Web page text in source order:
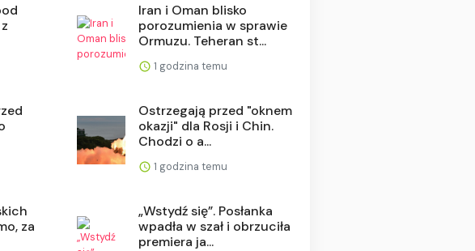
Iran i Oman blisko
porozumienia w sprawie
Ormuzu. Teheran st...
1 godzina temu
Ostrzegają przed "oknem
okazji" dla Rosji i Chin.
Chodzi o a...
1 godzina temu
za
„Wstydź się”. Posłanka
wpadła w szał i obrzuciła
premiera ja...